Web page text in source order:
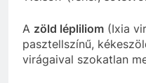
A zöld lépliliom (Ixia
pasztellszínű,
virágaival szokatlan